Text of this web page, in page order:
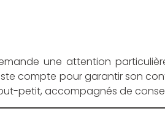
une attention
compte pour garantir son
petit, accompagnés de